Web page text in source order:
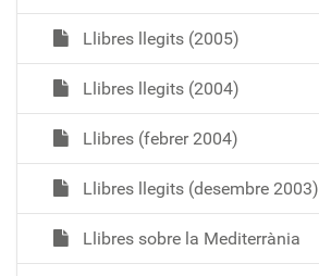
Llibres llegits (2005)
Llibres llegits (2004)
Llibres (febrer 2004)
Llibres llegits (desembre 2003)
Llibres sobre la Mediterrània